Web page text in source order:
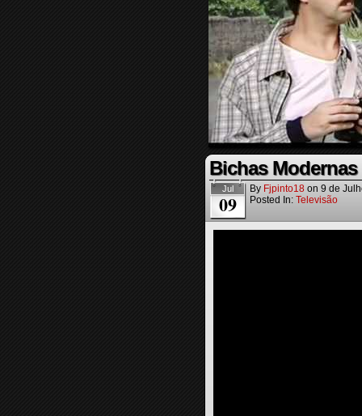
Bichas
Jul
09
By Fjpinto18 on 9 de
Posted In: Televisão